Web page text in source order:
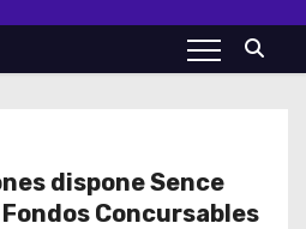
dispone Sence
Concursables